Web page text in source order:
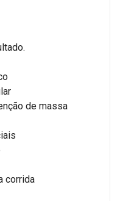
de massa
corrida